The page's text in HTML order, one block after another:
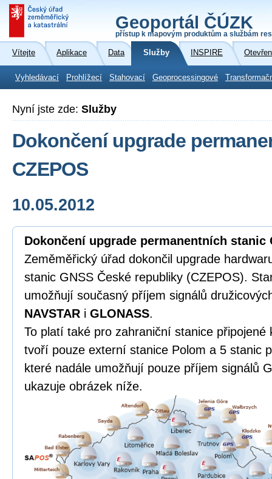
Geoportál ČÚZK
přístup k mapovým produktům a službám
Vítejte Aplikace Data Služby INSPIRE
Vyhledávací Prohlížecí Stahovací Geoprocessingové
Nyní jste zde: Služby
Dokončení upgrade
CZEPOS
10.05.2012
Dokončení upgrade permanentních stanic
Zeměměřický úřad dokončil upgrade
stanic GNSS České republiky (CZEPOS).
umožňují současný příjem signálů
NAVSTAR i GLONASS.
To platí také pro zahraniční stanice připojené
tvoří pouze externí stanice Polom a 5 stanic
které nadále umožňují pouze příjem signálů
ukazuje obrázek níže.